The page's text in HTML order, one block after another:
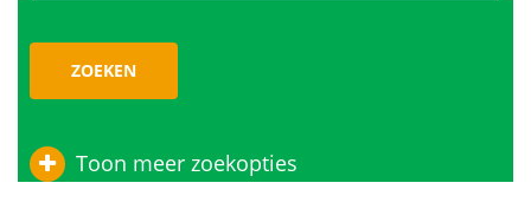
ZOEKEN
Toon meer zoekopties